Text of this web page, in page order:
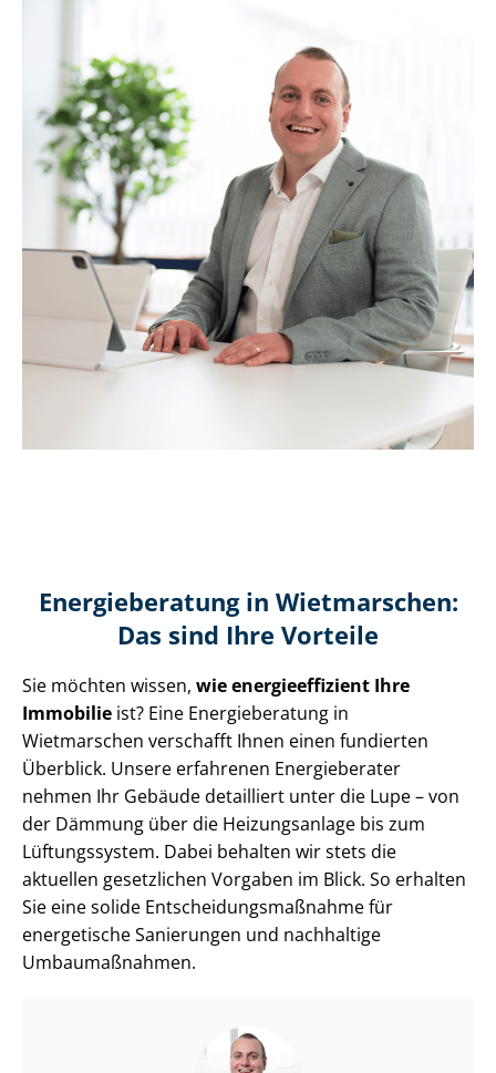
Energieberatung in Wietmarschen:
Das sind Ihre Vorteile
Sie möchten wissen, wie en­er­gie­ef­fi­zi­ent Ihre
Immobilie ist? Eine Energieberatung in
Wietmarschen verschafft Ihnen einen fundierten
Überblick. Unsere erfahrenen Energieberater
nehmen Ihr Gebäude detailliert unter die Lupe – von
der Dämmung über die Heizungsanlage bis zum
Lüftungssystem. Dabei behalten wir stets die
aktuellen gesetzlichen Vorgaben im Blick. So erhalten
Sie eine solide Ent­schei­dungs­maß­nah­me für
energetische Sanierungen und nachhaltige
Umbaumaßnahmen.